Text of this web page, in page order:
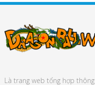
Là trang web tổng hợp